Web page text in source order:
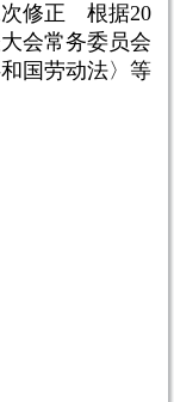
次修正 根据20
会常务委员会
国劳动法〉等